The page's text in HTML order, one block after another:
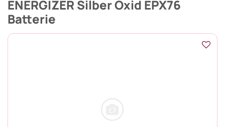
ENERGIZER Silber Oxid EPX76
Batterie